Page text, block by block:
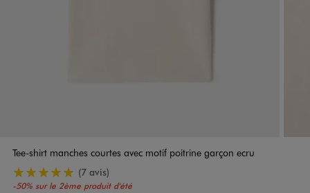
Tee-shirt manches courtes avec motif poitrine garçon ecru
-50% sur le 2ème produit d'été
5/5 de moyenne(7 avis)